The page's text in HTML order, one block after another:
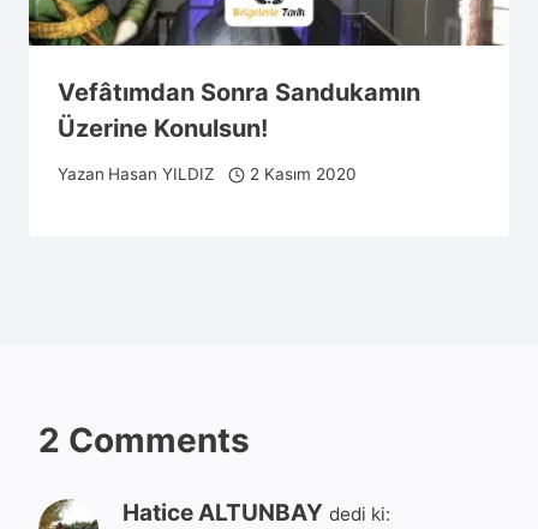
Vefâtımdan Sonra Sandukamın
Üzerine Konulsun!
Yazan Hasan YILDIZ 2 Kasım 2020
2 Comments
Hatice ALTUNBAY dedi ki: